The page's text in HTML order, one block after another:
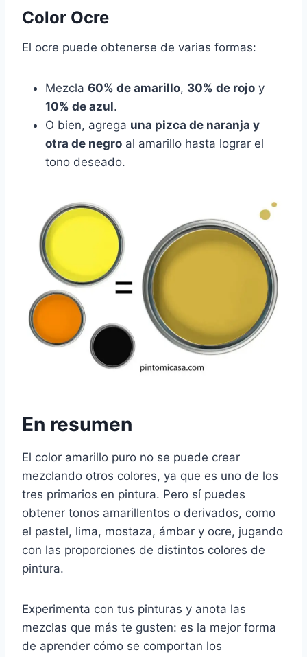
Color Ocre
El ocre puede obtenerse de varias formas:
Mezcla 60% de amarillo, 30% de rojo y
10% de azul.
O bien, agrega una pizca de naranja y
otra de negro al amarillo hasta lograr el
tono deseado.
En resumen
El color amarillo puro no se puede crear
mezclando otros colores, ya que es uno de los
tres primarios en pintura. Pero sí puedes
obtener tonos amarillentos o derivados, como
el pastel, lima, mostaza, ámbar y ocre, jugando
con las proporciones de distintos colores de
pintura.
Experimenta con tus pinturas y anota las
mezclas que más te gusten: es la mejor forma
de aprender cómo se comportan los